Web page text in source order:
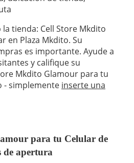
la tienda: Cell Store Mkdito
en Plaza Mkdito. Su
es importante. Ayude a
y califique su
Mkdito Glamour para tu
- simplemente inserte una
para tu Celular de
de apertura